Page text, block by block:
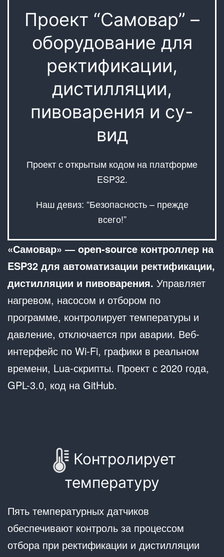
Проект “Самовар” –
оборудование для
ректификации,
дистилляции,
пивоварения и су-
вид
Проект с открытым кодом на платформе
ESP32.
Наш девиз: “Безопасность – прежде
всего!”
«Самовар» — open-source контроллер на
ESP32 для автоматизации ректификации,
дистилляции и пивоварения. Управляет
нагревом, насосом и отбором по
программе, контролирует температуры и
давление, отключается при аварии. Веб-
интерфейс по Wi-Fi, графики в реальном
времени, Lua-скрипты. Проект с 2020 года,
GPL-3.0, код на GitHub.
Контролирует
температуру
Пять температурных датчиков
обеспечивают контроль за процессом
отбора при ректификации и дистилляции